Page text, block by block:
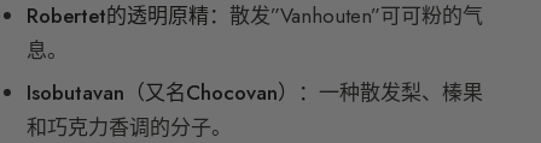
Robertet的透明原精：散发”Vanhouten”可可粉的气
息。
Isobutavan（又名Chocovan）： 一种散发梨、榛果
和巧克力香调的分子。